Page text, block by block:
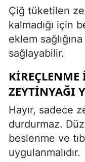
Çiğ tüketilen
kalmadığı için
eklem
sağlayabilir.
KIREÇLENME
ZEYTINYAĞI
Hayır, sadece
durdurmaz.
beslenme ve
uygulanmalıdır.